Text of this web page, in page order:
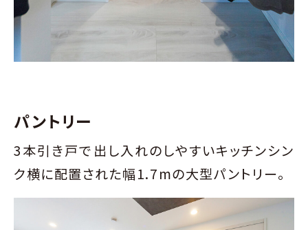
パントリー
3本引き戸で出し入れのしやすいキッチンシン
ク横に配置された幅1.7mの大型パントリー。